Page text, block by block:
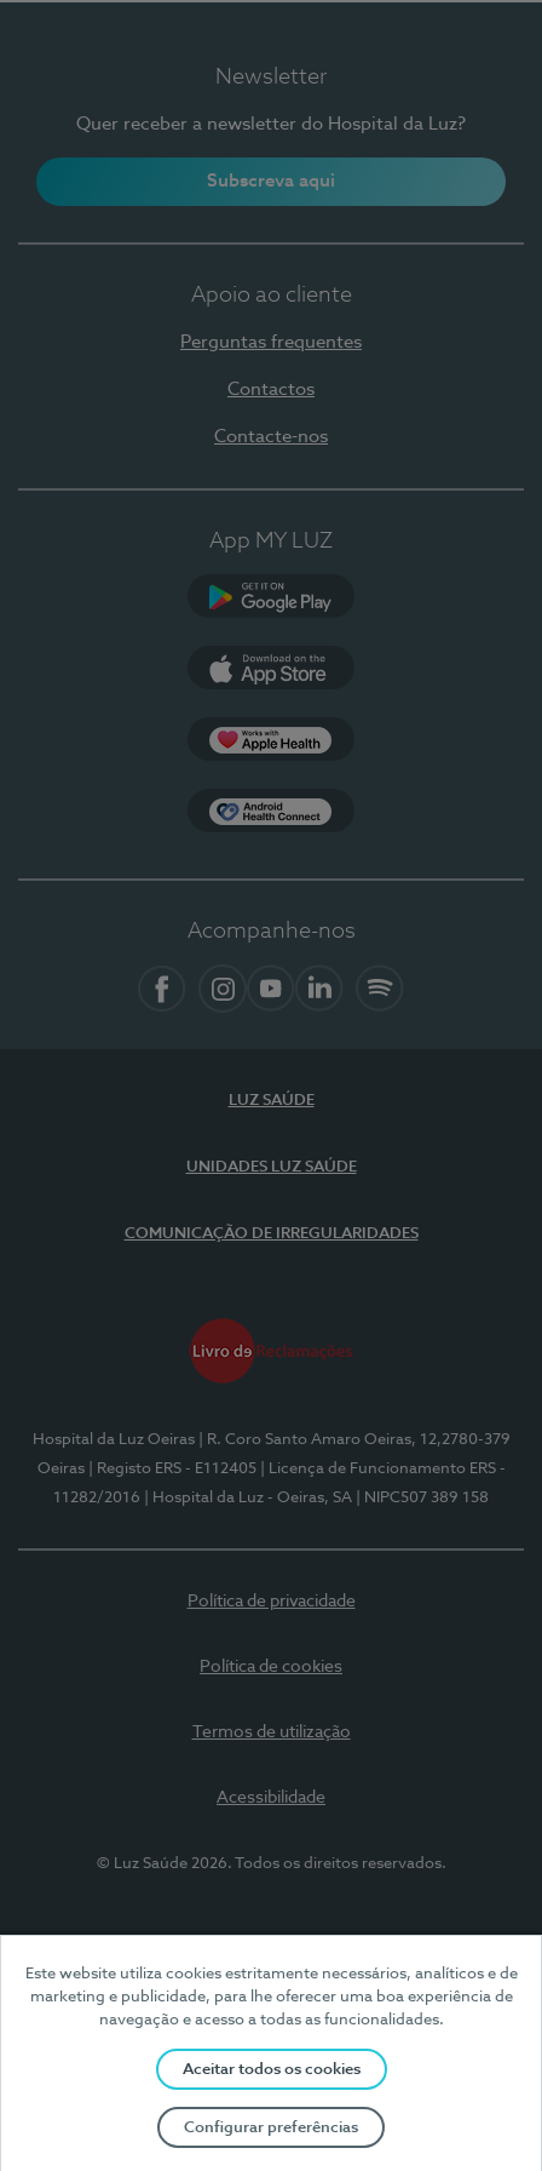
Este website utiliza cookies estritamente necessários, analíticos e de
marketing e publicidade, para lhe oferecer uma boa experiência de
navegação e acesso a todas as funcionalidades.
Aceitar todos os cookies
Configurar preferências
Newsletter
Quer receber a newsletter do Hospital da Luz?
Subscreva aqui
Apoio ao cliente
Perguntas frequentes
Contactos
Contacte-nos
App MY LUZ
Acompanhe-nos
LUZ SAÚDE
UNIDADES LUZ SAÚDE
COMUNICAÇÃO DE IRREGULARIDADES
Hospital da Luz Oeiras
| R. Coro Santo Amaro Oeiras, 12,2780-379
Oeiras
| Registo ERS - E112405
| Licença de Funcionamento ERS -
11282/2016
| Hospital da Luz - Oeiras, SA | NIPC507 389 158
Política de privacidade
Política de cookies
Termos de utilização
Acessibilidade
© Luz Saúde 2026. Todos os direitos reservados.